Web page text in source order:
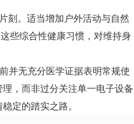
。适当增加户外活动与自然
些综合性健康习惯，对维持身
并无充分医学证据表明常规使
，而非过分关注单一电子设备
定的踏实之路。